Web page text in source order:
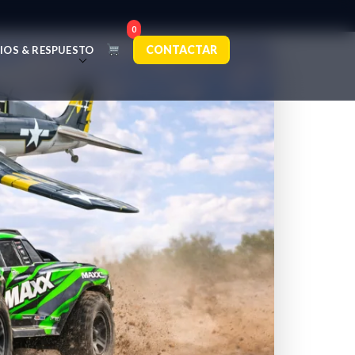
& RESPUESTO
0
CONTACTAR